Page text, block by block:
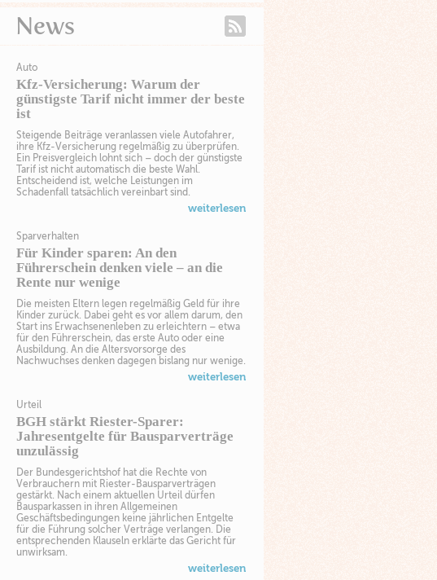
News
Auto
Kfz-Versicherung: Warum der
günstigste Tarif nicht immer der beste
ist
Steigende Beiträge veranlassen viele Autofahrer,
ihre Kfz-Versicherung regelmäßig zu überprüfen.
Ein Preisvergleich lohnt sich – doch der günstigste
Tarif ist nicht automatisch die beste Wahl.
Entscheidend ist, welche Leistungen im
Schadenfall tatsächlich vereinbart sind.
weiterlesen
Sparverhalten
Für Kinder sparen: An den
Führerschein denken viele – an die
Rente nur wenige
Die meisten Eltern legen regelmäßig Geld für ihre
Kinder zurück. Dabei geht es vor allem darum, den
Start ins Erwachsenenleben zu erleichtern – etwa
für den Führerschein, das erste Auto oder eine
Ausbildung. An die Altersvorsorge des
Nachwuchses denken dagegen bislang nur wenige.
weiterlesen
Urteil
BGH stärkt Riester-Sparer:
Jahresentgelte für Bausparverträge
unzulässig
Der Bundesgerichtshof hat die Rechte von
Verbrauchern mit Riester-Bausparverträgen
gestärkt. Nach einem aktuellen Urteil dürfen
Bausparkassen in ihren Allgemeinen
Geschäftsbedingungen keine jährlichen Entgelte
für die Führung solcher Verträge verlangen. Die
entsprechenden Klauseln erklärte das Gericht für
unwirksam.
weiterlesen